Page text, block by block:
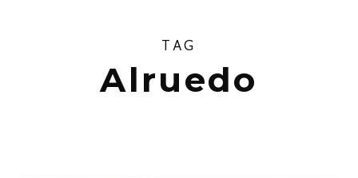
TAG
Alruedo